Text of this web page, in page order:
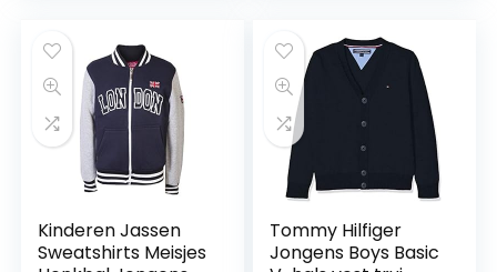
Kinderen Jassen
Sweatshirts Meisjes
Tommy Hilfiger
Jongens Boys Basic